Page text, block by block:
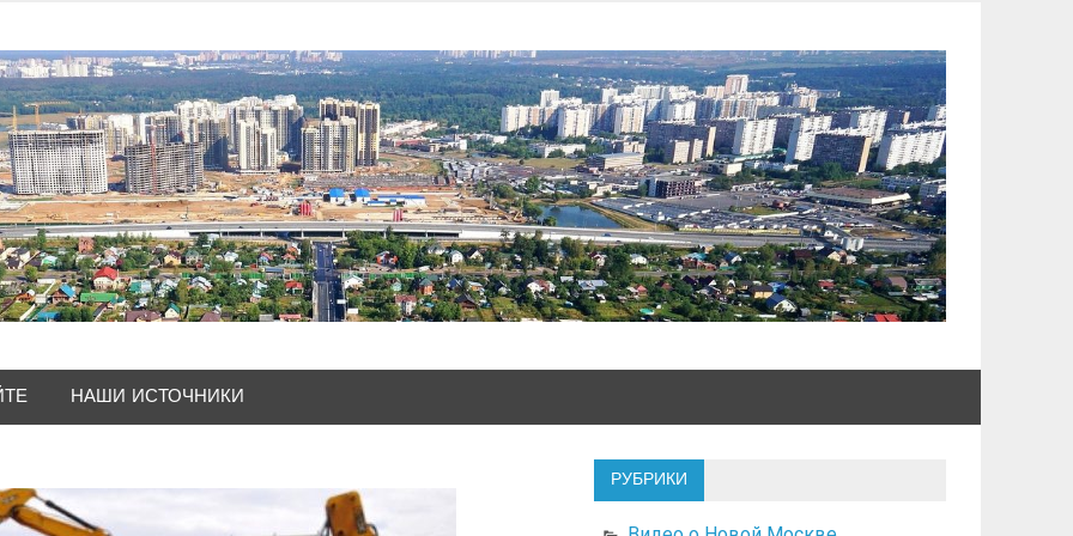
НАШИ ИСТОЧНИКИ
РУБРИКИ